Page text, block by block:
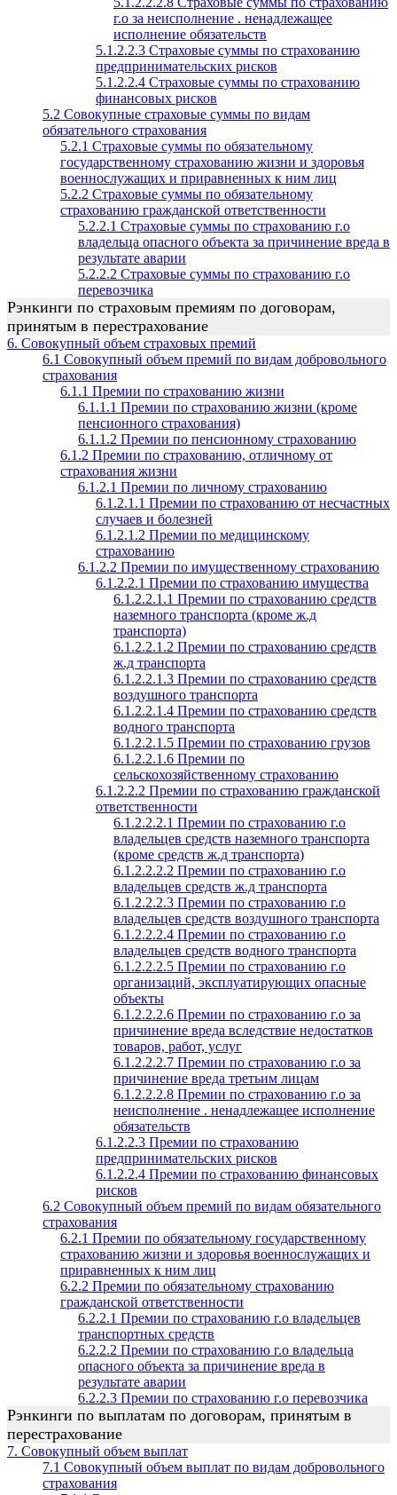
г.о за неисполнение . ненадлежащее
исполнение обязательств
5.1.2.2.3 Страховые суммы по страхованию
предпринимательских рисков
5.1.2.2.4 Страховые суммы по страхованию
финансовых рисков
5.2 Совокупные страховые суммы по видам
обязательного страхования
5.2.1 Страховые суммы по обязательному
государственному страхованию жизни и здоровья
военнослужащих и приравненных к ним лиц
5.2.2 Страховые суммы по обязательному
страхованию гражданской ответственности
5.2.2.1 Страховые суммы по страхованию г.о
владельца опасного объекта за причинение вреда в
результате аварии
5.2.2.2 Страховые суммы по страхованию г.о
перевозчика
Рэнкинги по страховым премиям по договорам,
принятым в перестрахование
6. Совокупный объем страховых премий
6.1 Совокупный объем премий по видам добровольного
страхования
6.1.1 Премии по страхованию жизни
6.1.1.1 Премии по страхованию жизни (кроме
пенсионного страхования)
6.1.1.2 Премии по пенсионному страхованию
6.1.2 Премии по страхованию, отличному от
страхования жизни
6.1.2.1 Премии по личному страхованию
6.1.2.1.1 Премии по страхованию от несчастных
случаев и болезней
6.1.2.1.2 Премии по медицинскому
страхованию
6.1.2.2 Премии по имущественному страхованию
6.1.2.2.1 Премии по страхованию имущества
6.1.2.2.1.1 Премии по страхованию средств
наземного транспорта (кроме ж.д
транспорта)
6.1.2.2.1.2 Премии по страхованию средств
ж.д транспорта
6.1.2.2.1.3 Премии по страхованию средств
воздушного транспорта
6.1.2.2.1.4 Премии по страхованию средств
водного транспорта
6.1.2.2.1.5 Премии по страхованию грузов
6.1.2.2.1.6 Премии по
сельскохозяйственному страхованию
6.1.2.2.2 Премии по страхованию гражданской
ответственности
6.1.2.2.2.1 Премии по страхованию г.о
владельцев средств наземного транспорта
(кроме средств ж.д транспорта)
6.1.2.2.2.2 Премии по страхованию г.о
владельцев средств ж.д транспорта
6.1.2.2.2.3 Премии по страхованию г.о
владельцев средств воздушного транспорта
6.1.2.2.2.4 Премии по страхованию г.о
владельцев средств водного транспорта
6.1.2.2.2.5 Премии по страхованию г.о
организаций, эксплуатирующих опасные
объекты
6.1.2.2.2.6 Премии по страхованию г.о за
причинение вреда вследствие недостатков
товаров, работ, услуг
6.1.2.2.2.7 Премии по страхованию г.о за
причинение вреда третьим лицам
6.1.2.2.2.8 Премии по страхованию г.о за
неисполнение . ненадлежащее исполнение
обязательств
6.1.2.2.3 Премии по страхованию
предпринимательских рисков
6.1.2.2.4 Премии по страхованию финансовых
рисков
6.2 Совокупный объем премий по видам обязательного
страхования
6.2.1 Премии по обязательному государственному
страхованию жизни и здоровья военнослужащих и
приравненных к ним лиц
6.2.2 Премии по обязательному страхованию
гражданской ответственности
6.2.2.1 Премии по страхованию г.о владельцев
транспортных средств
6.2.2.2 Премии по страхованию г.о владельца
опасного объекта за причинение вреда в
результате аварии
6.2.2.3 Премии по страхованию г.о перевозчика
Рэнкинги по выплатам по договорам, принятым в
перестрахование
7. Совокупный объем выплат
7.1 Совокупный объем выплат по видам добровольного
страхования